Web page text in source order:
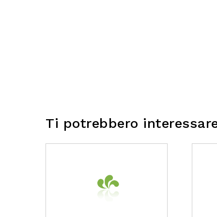
Ti potrebbero